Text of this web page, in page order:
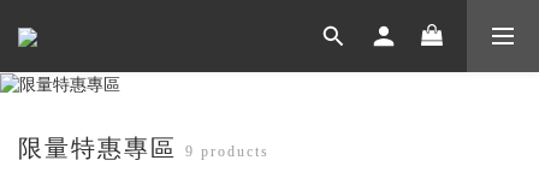
限量特惠專區 9 products